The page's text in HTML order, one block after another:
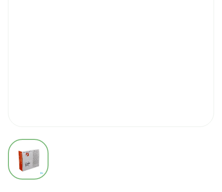
View larger image